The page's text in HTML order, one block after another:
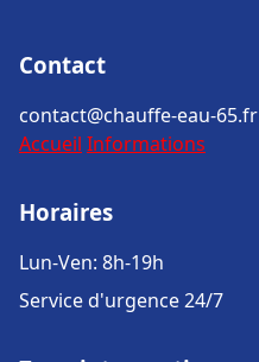
Contact
contact@chauffe-eau-65.fr
Accueil Informations
Horaires
Lun-Ven: 8h-19h
Service d'urgence 24/7